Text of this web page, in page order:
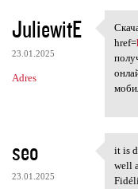
JuliewitE
23.01.2025
Adres
href=
seo
23.01.2025
it is
it is
well